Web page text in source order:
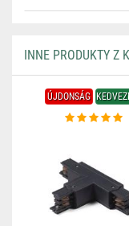
INNE PRODUKTY Z
ÚJDONSÁG